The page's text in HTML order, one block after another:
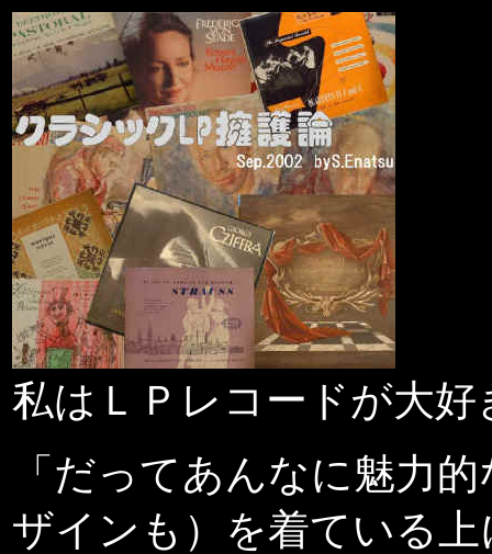
私はＬＰレコードが大好
「だってあんなに魅力
ザインも）を着ている